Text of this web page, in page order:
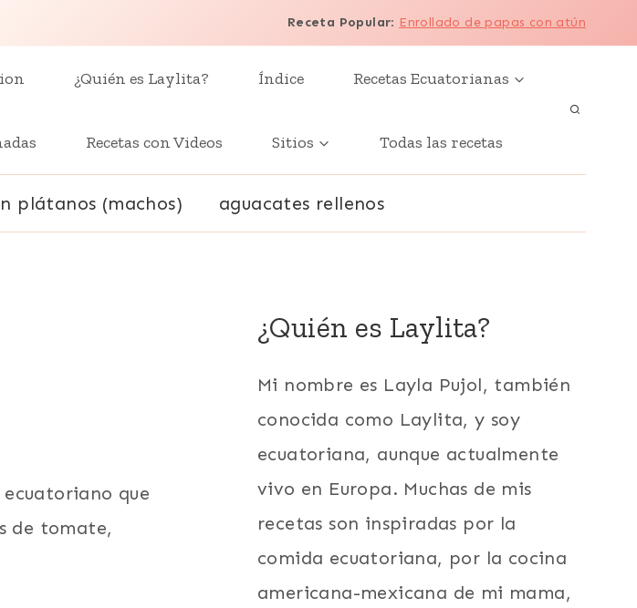
Receta Popular: Enrollado de papas con atún
¿Quién es Laylita? Índice Recetas Ecuatorianas
Recetas con Videos Sitios Todas las recetas
plátanos (machos) aguacates rellenos
que
de tomate,
¿Quién es Laylita?
Mi nombre es Layla Pujol, también
conocida como Laylita, y soy
ecuatoriana, aunque actualmente
vivo en Europa. Muchas de mis
recetas son inspiradas por la
comida ecuatoriana, por la cocina
americana-mexicana de mi mama,